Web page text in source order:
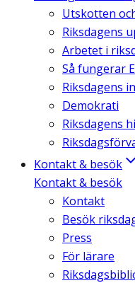
Utskotten
Riksdagens
Arbetet i
Så fungerar
Riksdagens
Demokrati
Riksdagens
Kontakt & besök
Kontakt & besök
Kontakt
Besök
Press
För lärare